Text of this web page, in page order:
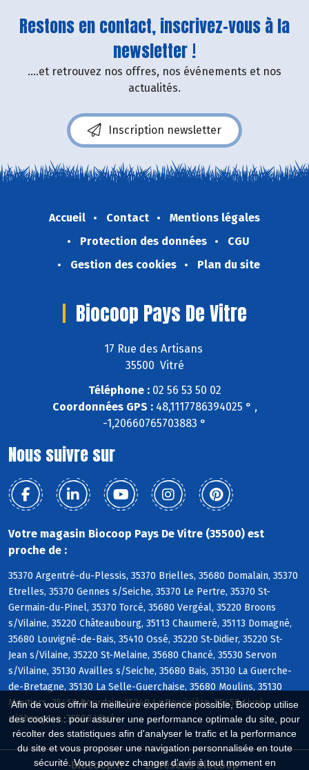
Afin de vous offrir la meilleure expérience possible, Biocoop utilise
des cookies : pour assurer une performance optimale du site, pour
récolter des statistiques afin d'analyser le trafic et la performance
du site et vous proposer une navigation personnalisée en toute
sécurité. Vous pouvez changer d'avis à tout moment en
Restons en contact, inscrivez-vous à la
newsletter !
....et retrouvez nos offres, nos événements et nos
actualités.
Inscription newsletter
Accueil Contact
Mentions légales
Protection des données
CGU
Gestion des cookies
Plan du site
Biocoop Pays De Vitre
17 Rue des Artisans
35500 Vitré
Téléphone :02 56 53 50 02
Coordonnées GPS :48,1117786394025 ° ,
-1,20660765703883 °
Nous suivre sur
Votre magasin Biocoop Pays De Vitre (35500) est
proche de :
35370 Argentré-du-Plessis, 35370 Brielles, 35680 Domalain, 35370
Etrelles, 35370 Gennes s/Seiche, 35370 Le Pertre, 35370 St-
Germain-du-Pinel, 35370 Torcé, 35680 Vergéal, 35220 Broons
s/Vilaine, 35220 Châteaubourg, 35113 Chaumeré, 35113 Domagné,
35680 Louvigné-de-Bais, 35410 Ossé, 35220 St-Didier, 35220 St-
Jean s/Vilaine, 35220 St-Melaine, 35680 Chancé, 35530 Servon
s/Vilaine, 35130 Availles s/Seiche, 35680 Bais, 35130 La Guerche-
de-Bretagne, 35130 La Selle-Guerchaise, 35680 Moulins, 35130
Moutiers, 35450 Dourdain, 35340 La Bouëxière, 35450 Livré
s/Changeon, 35500 Vitré
Biocoop.fr Le réseau Biocoop